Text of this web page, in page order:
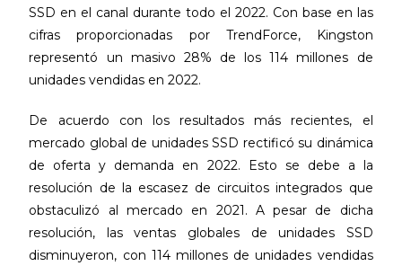
SSD en el canal durante todo el 2022. Con base en las
cifras proporcionadas por TrendForce, Kingston
representó un masivo 28% de los 114 millones de
unidades vendidas en 2022.
De acuerdo con los resultados más recientes, el
mercado global de unidades SSD rectificó su dinámica
de oferta y demanda en 2022. Esto se debe a la
resolución de la escasez de circuitos integrados que
obstaculizó al mercado en 2021. A pesar de dicha
resolución, las ventas globales de unidades SSD
disminuyeron, con 114 millones de unidades vendidas